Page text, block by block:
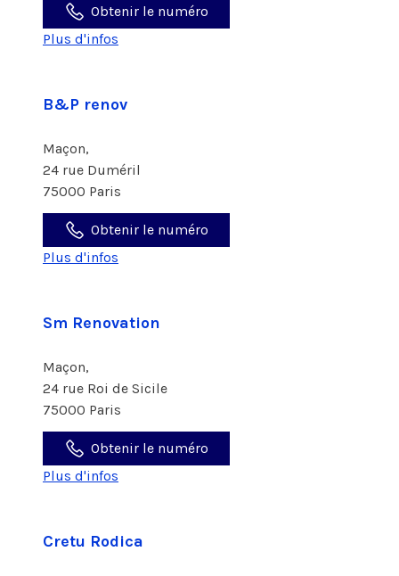
Obtenir le numéro
Plus d'infos
B&P renov
Maçon,
24 rue Duméril
75000 Paris
Obtenir le numéro
Plus d'infos
Sm Renovation
Maçon,
24 rue Roi de Sicile
75000 Paris
Obtenir le numéro
Plus d'infos
Cretu Rodica